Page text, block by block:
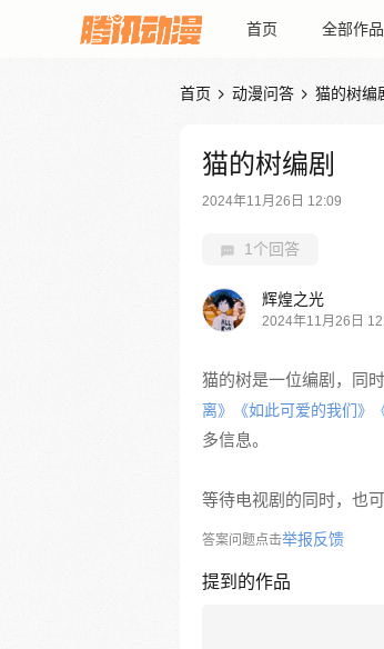
首页 全部作品
首页  动漫问答  猫的树编
猫的树编剧
2024年11月26日 12:09
1个回答
辉煌之光
2024年11月26日
猫的树是一位编剧，同
离》
《如此可爱的我们》
多信息。
等待电视剧的同时，也
答案问题点击举报反馈
提到的作品